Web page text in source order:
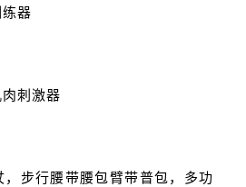
器
刺激器
步行腰带腰包臂带普包，多功